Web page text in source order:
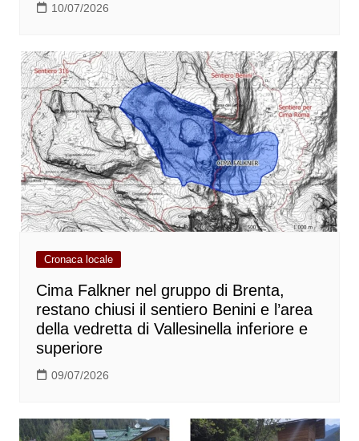
10/07/2026
Cronaca locale
Cima Falkner nel gruppo di Brenta,
restano chiusi il sentiero Benini e l’area
della vedretta di Vallesinella inferiore e
superiore
09/07/2026